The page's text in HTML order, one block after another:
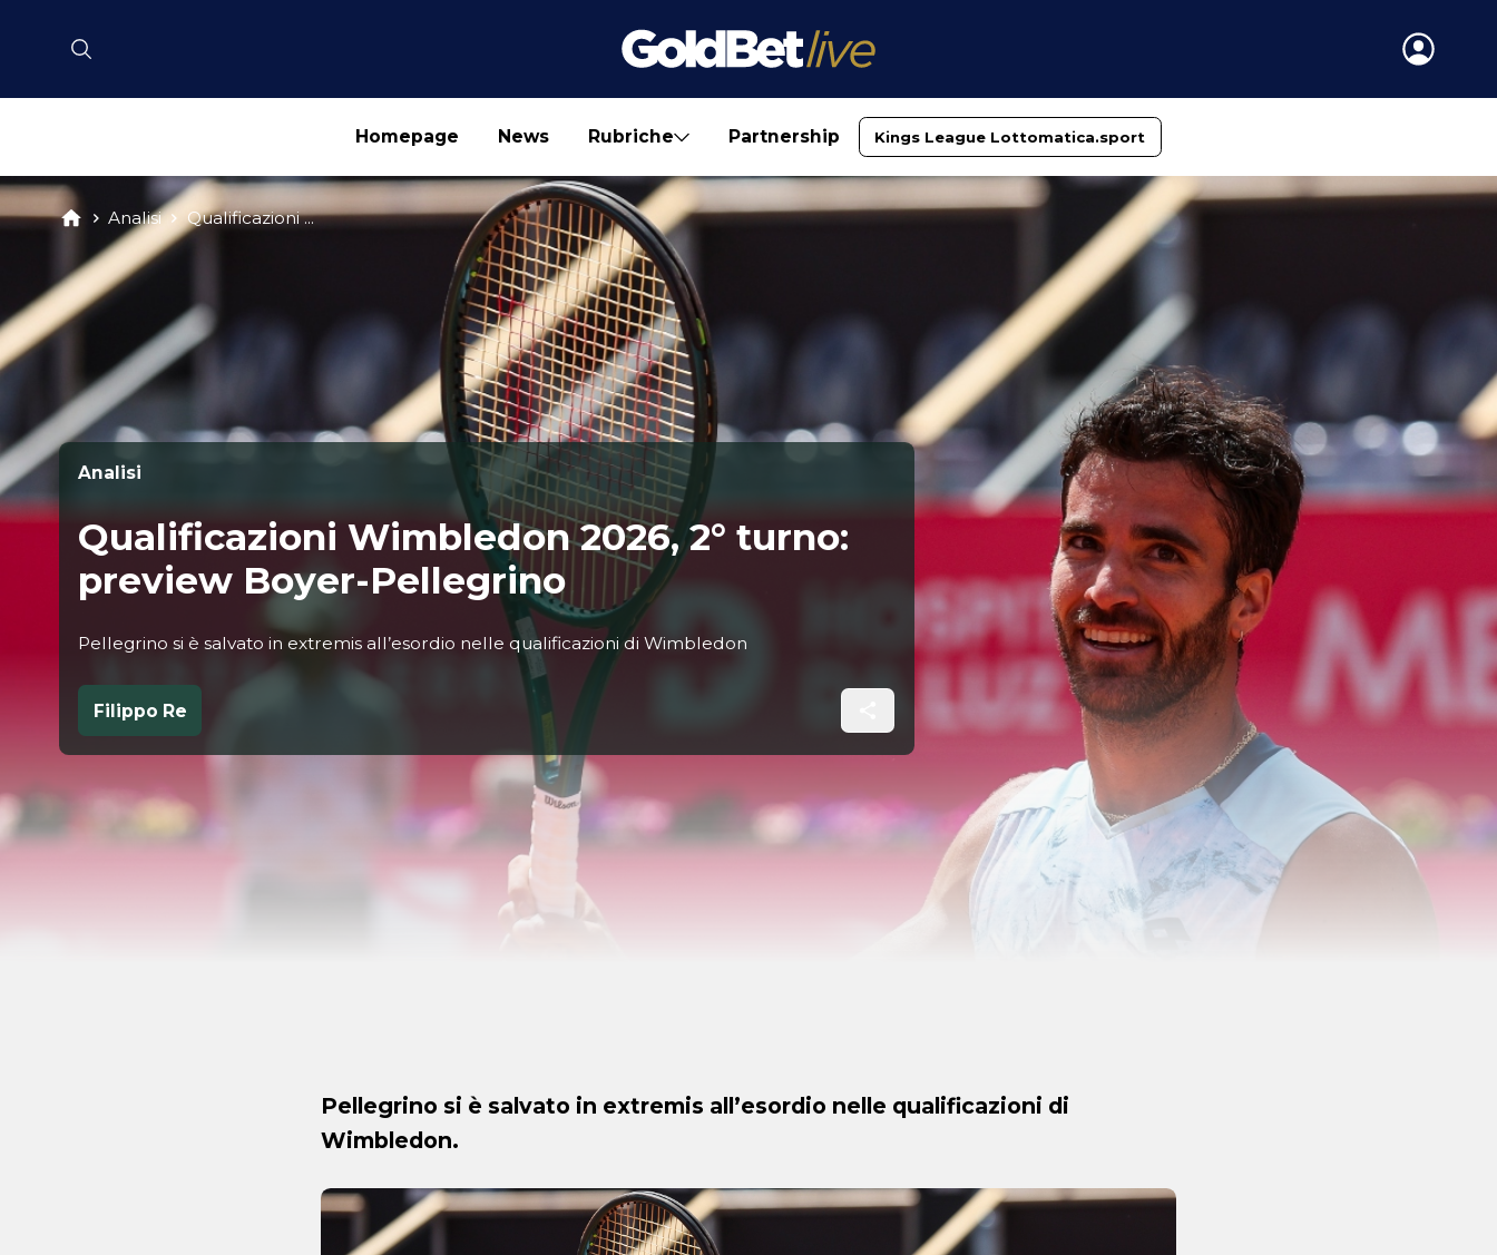
Homepage News Rubriche Partnership Kings League Lottomatica.sport
Analisi Qualificazioni ...
Analisi
Qualificazioni Wimbledon 2026, 2° turno:
preview Boyer-Pellegrino
Pellegrino si è salvato in extremis all’esordio nelle qualificazioni di Wimbledon
Filippo Re
Pellegrino si è salvato in extremis all’esordio nelle qualificazioni di
Wimbledon.